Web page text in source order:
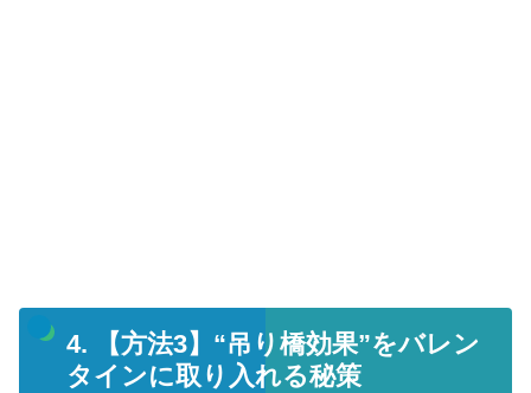
4. 【方法3】“吊り橋効果”をバレン
タインに取り入れる秘策